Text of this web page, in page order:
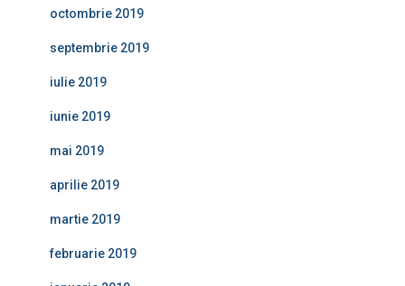
octombrie 2019
septembrie 2019
iulie 2019
iunie 2019
mai 2019
aprilie 2019
martie 2019
februarie 2019